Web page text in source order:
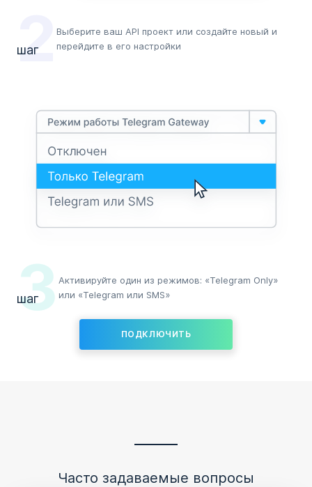
2
шаг
Выберите ваш АРІ проект или создайте новый и
перейдите в его настройки
3
шаг
Активируйте один из режимов: «Telegram Only»
или «Telegram или SMS»
ПОДКЛЮЧИТЬ
Часто задаваемые вопросы